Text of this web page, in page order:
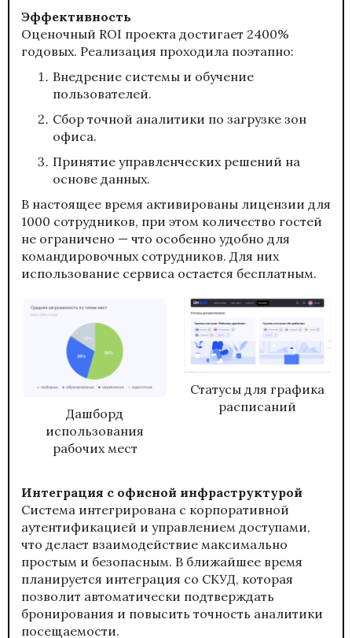
Эффективность
Оценочный ROI проекта достигает 2400%
годовых. Реализация проходила поэтапно:
Внедрение системы и обучение
пользователей.
Сбор точной аналитики по загрузке зон
офиса.
Принятие управленческих решений на
основе данных.
В настоящее время активированы лицензии для
1000 сотрудников, при этом количество гостей
не ограничено — что особенно удобно для
командировочных сотрудников. Для них
использование сервиса остается бесплатным.
Дашборд
использования
рабочих мест
Статусы для графика
расписаний
Интеграция с офисной инфраструктурой
Система интегрирована с корпоративной
аутентификацией и управлением доступами,
что делает взаимодействие максимально
простым и безопасным. В ближайшее время
планируется интеграция со СКУД, которая
позволит автоматически подтверждать
бронирования и повысить точность аналитики
посещаемости.